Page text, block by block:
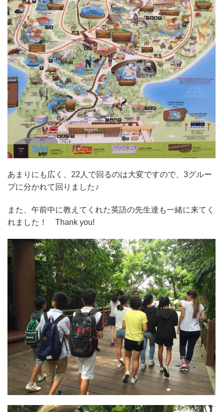
あまりにも広く、22人で回るのは大変ですので、3グルー
プに分かれて回りました♪
また、午前中に教えてくれた英語の先生達も一緒に来てく
れました！ Thank you!